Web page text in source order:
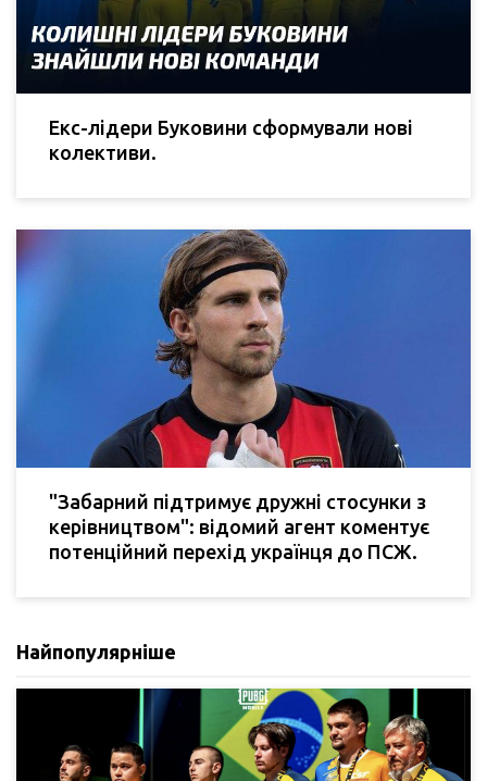
Екс-лідери Буковини сформували нові
колективи.
"Забарний підтримує дружні стосунки з
керівництвом": відомий агент коментує
потенційний перехід українця до ПСЖ.
Найпопулярніше